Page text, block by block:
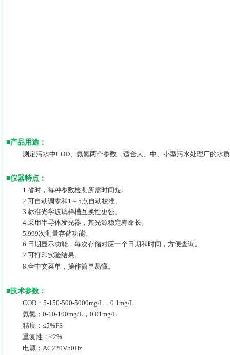
■产品用途：
测定污水中COD、氨氮两个参数，适合大、中、小型污水处理厂的水
■仪器特点：
1.省时，每种参数检测所需时间短。
2.可自动调零和1～5点自动校准。
3.标准光学玻璃样槽互换性更强。
4.采用半导体发光器，其光源稳定寿命长。
5.999次测量存储功能。
6.日期显示功能，每次存储对应一个日期和时间，方便查询。
7.可打印实验结果。
8.全中文菜单，操作简单易懂。
■技术参数：
COD：5-150-500-5000mg/L，0.1mg/L
氨氮：0-10-100mg/L，0.01mg/L
精度：≤5%FS
重复性：≤2%
电源：AC220V50Hz